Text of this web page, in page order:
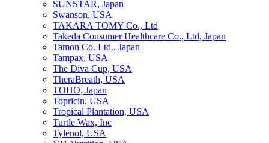
SUNSTAR, Japan
Swanson, USA
TAKARA TOMY Co., Ltd
Takeda Consumer Healthcare Co., Ltd, Japan
Tamon Co. Ltd., Japan
Tampax, USA
The Diva Cup, USA
TheraBreath, USA
TOHO, Japan
Topricin, USA
Tropical Plantation, USA
Turtle Wax, Inc
Tylenol, USA